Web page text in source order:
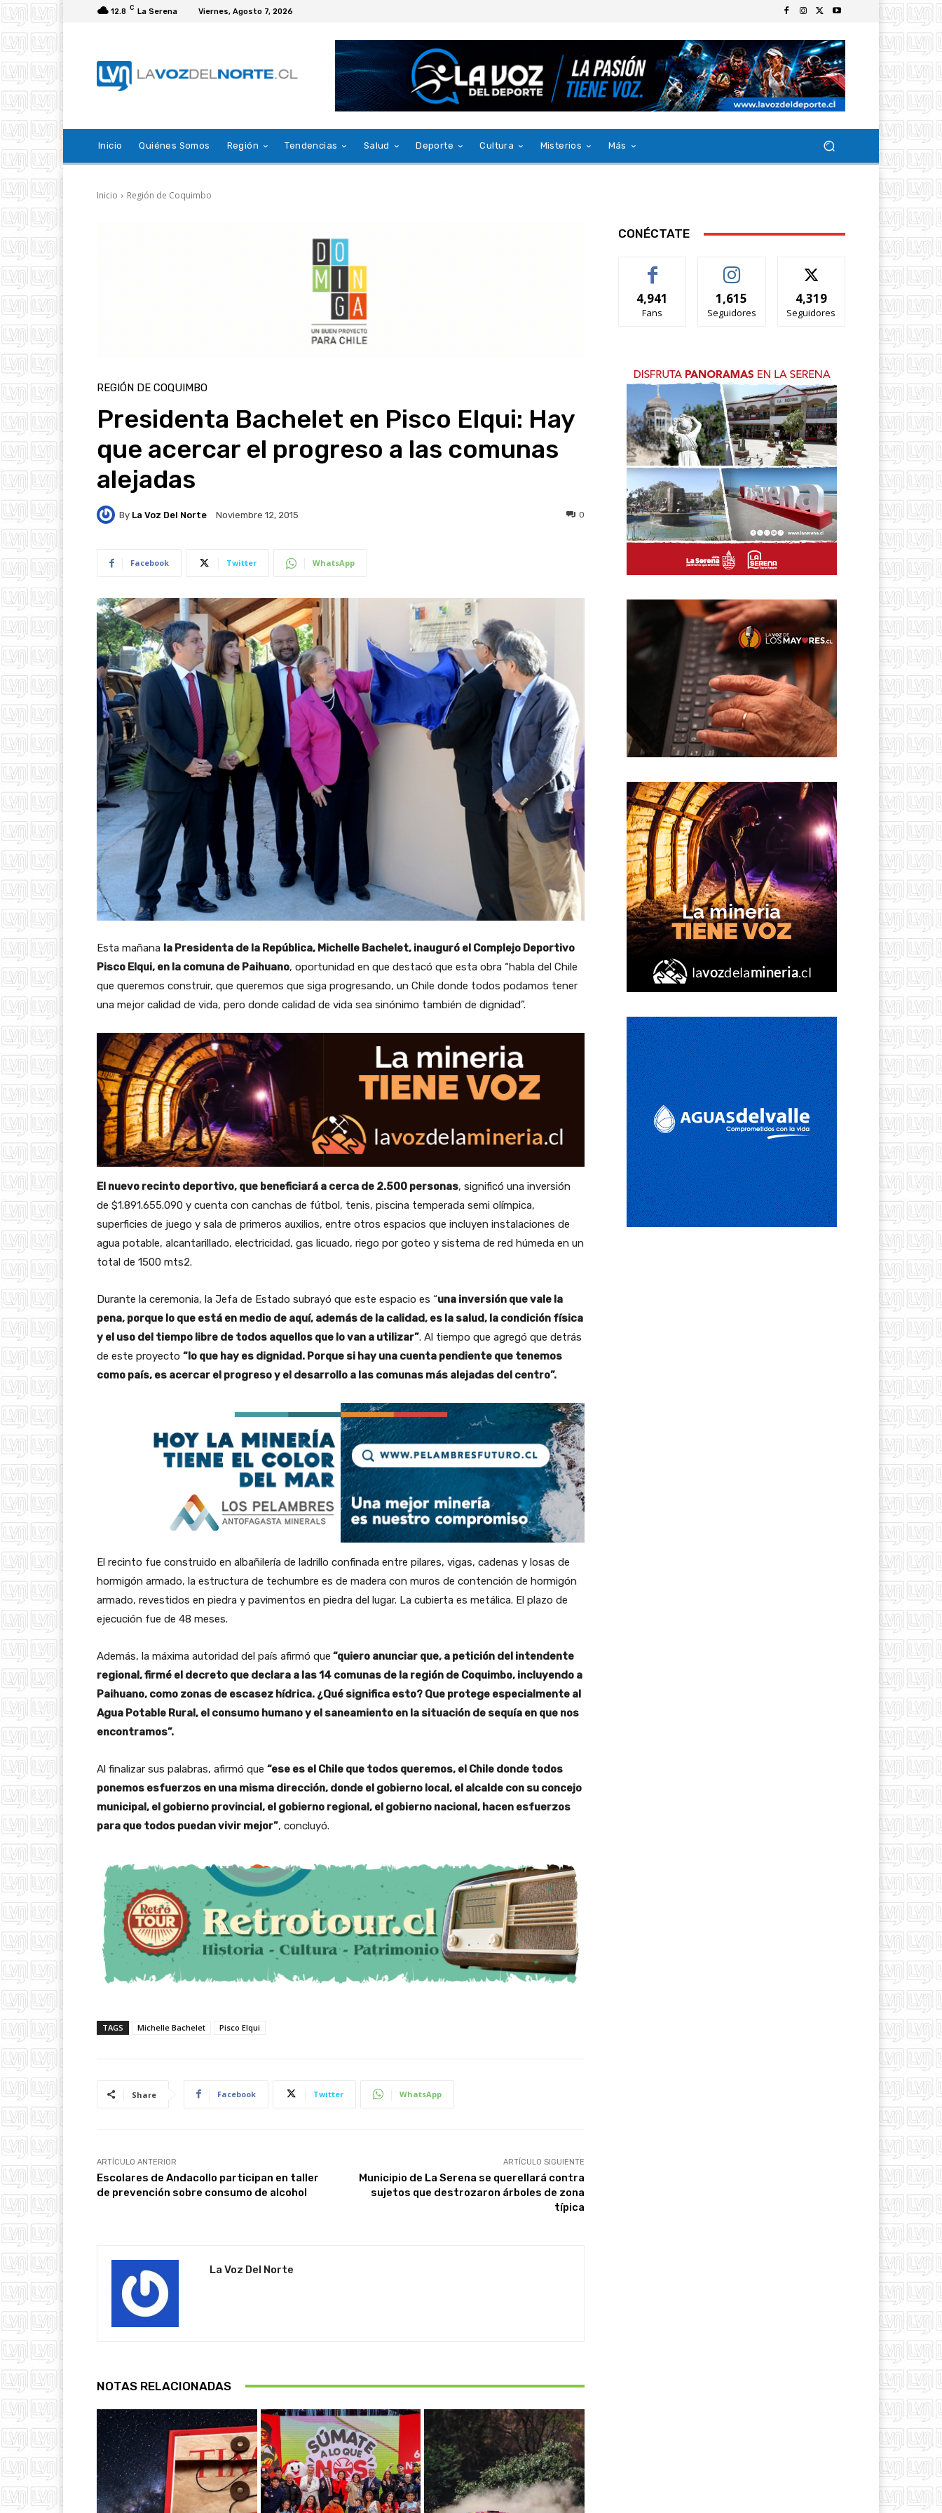
12.8 C La Serena Viernes, Agosto 7, 2026
Inicio Quiénes Somos Región Tendencias Salud Deporte Cultura Misterios Más
Inicio Región de Coquimbo
REGIÓN DE COQUIMBO
Presidenta Bachelet en Pisco Elqui: Hay
que acercar el progreso a las comunas
alejadas
By La Voz Del Norte Noviembre 12, 2015 0
Facebook Twitter WhatsApp
Esta mañana la Presidenta de la República, Michelle Bachelet, inauguró el Complejo Deportivo
Pisco Elqui, en la comuna de Paihuano, oportunidad en que destacó que esta obra “habla del Chile
que queremos construir, que queremos que siga progresando, un Chile donde todos podamos tener
una mejor calidad de vida, pero donde calidad de vida sea sinónimo también de dignidad”.
El nuevo recinto deportivo, que beneficiará a cerca de 2.500 personas, significó una inversión
de $1.891.655.090 y cuenta con canchas de fútbol, tenis, piscina temperada semi olímpica,
superficies de juego y sala de primeros auxilios, entre otros espacios que incluyen instalaciones de
agua potable, alcantarillado, electricidad, gas licuado, riego por goteo y sistema de red húmeda en un
total de 1500 mts2.
Durante la ceremonia, la Jefa de Estado subrayó que este espacio es “una inversión que vale la
pena, porque lo que está en medio de aquí, además de la calidad, es la salud, la condición física
y el uso del tiempo libre de todos aquellos que lo van a utilizar”. Al tiempo que agregó que detrás
de este proyecto “lo que hay es dignidad. Porque si hay una cuenta pendiente que tenemos
como país, es acercar el progreso y el desarrollo a las comunas más alejadas del centro”.
El recinto fue construido en albañilería de ladrillo confinada entre pilares, vigas, cadenas y losas de
hormigón armado, la estructura de techumbre es de madera con muros de contención de hormigón
armado, revestidos en piedra y pavimentos en piedra del lugar. La cubierta es metálica. El plazo de
ejecución fue de 48 meses.
Además, la máxima autoridad del país afirmó que “quiero anunciar que, a petición del intendente
regional, firmé el decreto que declara a las 14 comunas de la región de Coquimbo, incluyendo a
Paihuano, como zonas de escasez hídrica. ¿Qué significa esto? Que protege especialmente al
Agua Potable Rural, el consumo humano y el saneamiento en la situación de sequía en que nos
encontramos”.
Al finalizar sus palabras, afirmó que “ese es el Chile que todos queremos, el Chile donde todos
ponemos esfuerzos en una misma dirección, donde el gobierno local, el alcalde con su concejo
municipal, el gobierno provincial, el gobierno regional, el gobierno nacional, hacen esfuerzos
para que todos puedan vivir mejor”, concluyó.
TAGS Michelle Bachelet Pisco Elqui
Share Facebook Twitter WhatsApp
ARTÍCULO ANTERIOR
Escolares de Andacollo participan en taller
de prevención sobre consumo de alcohol
ARTÍCULO SIGUIENTE
Municipio de La Serena se querellará contra
sujetos que destrozaron árboles de zona
típica
La Voz Del Norte
NOTAS RELACIONADAS
CONÉCTATE
4,941
Fans
1,615
Seguidores
4,319
Seguidores